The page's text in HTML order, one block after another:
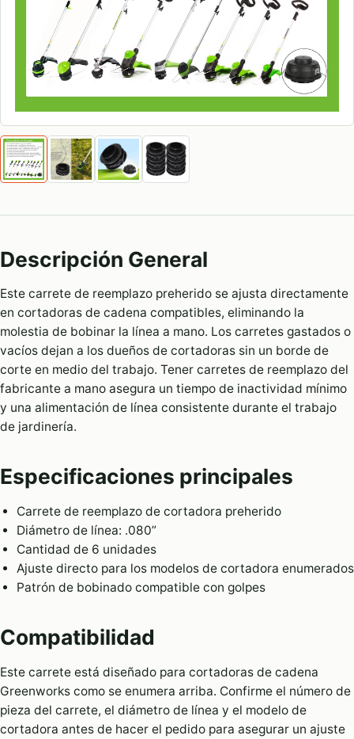
Descripción General
Este carrete de reemplazo preherido se ajusta directamente
en cortadoras de cadena compatibles, eliminando la
molestia de bobinar la línea a mano. Los carretes gastados o
vacíos dejan a los dueños de cortadoras sin un borde de
corte en medio del trabajo. Tener carretes de reemplazo del
fabricante a mano asegura un tiempo de inactividad mínimo
y una alimentación de línea consistente durante el trabajo
de jardinería.
Especificaciones principales
Carrete de reemplazo de cortadora preherido
Diámetro de línea: .080”
Cantidad de 6 unidades
Ajuste directo para los modelos de cortadora enumerados
Patrón de bobinado compatible con golpes
Compatibilidad
Este carrete está diseñado para cortadoras de cadena
Greenworks como se enumera arriba. Confirme el número de
pieza del carrete, el diámetro de línea y el modelo de
cortadora antes de hacer el pedido para asegurar un ajuste